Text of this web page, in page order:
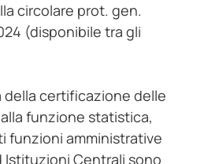
circolare prot. gen.
(disponibile tra gli
della certificazione delle
funzione statistica,
funzioni amministrative
Istituzioni Centrali sono